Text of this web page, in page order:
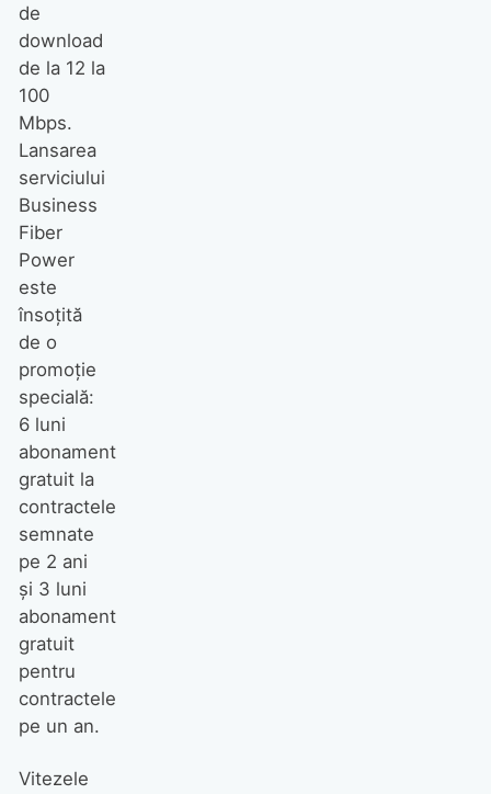
de
download
de la 12 la
100
Mbps.
Lansarea
serviciului
Business
Fiber
Power
este
însoţită
de o
promoţie
specială:
6 luni
abonament
gratuit la
contractele
semnate
pe 2 ani
şi 3 luni
abonament
gratuit
pentru
contractele
pe un an.
Vitezele